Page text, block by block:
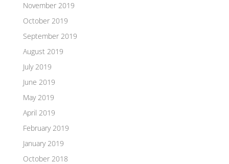
November 2019
October 2019
September 2019
August 2019
July 2019
June 2019
May 2019
April 2019
February 2019
January 2019
October 2018